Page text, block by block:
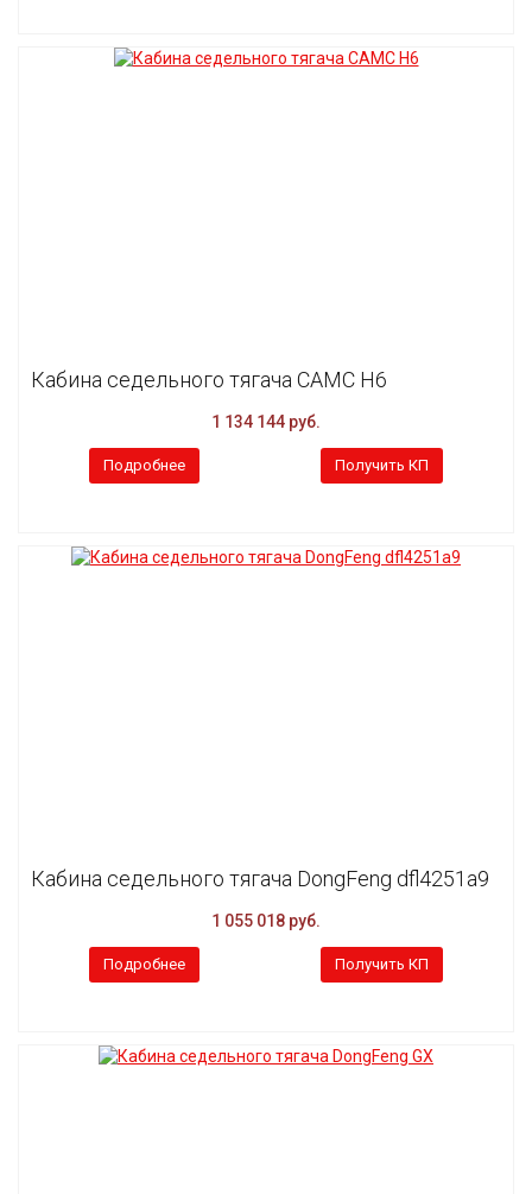
Кабина седельного тягача CAMC H6
1 134 144 руб.
Подробнее Получить КП
Кабина седельного тягача DongFeng dfl4251a9
1 055 018 руб.
Подробнее Получить КП